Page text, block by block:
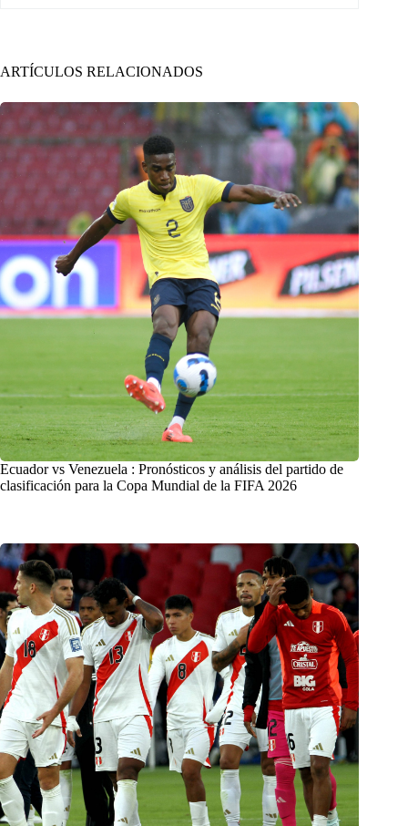
ARTÍCULOS RELACIONADOS
Ecuador vs Venezuela : Pronósticos y análisis del partido de
clasificación para la Copa Mundial de la FIFA 2026